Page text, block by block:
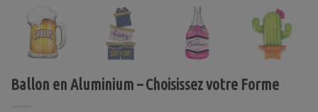
Ballon en Aluminium – Choisissez votre Forme